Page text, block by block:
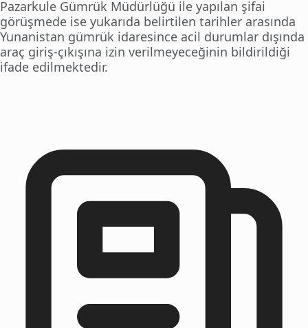
Pazarkule Gümrük Müdürlüğü ile yapılan şifai
görüşmede ise yukarıda belirtilen tarihler arasında
Yunanistan gümrük idaresince acil durumlar dışında
araç giriş-çıkışına izin verilmeyeceğinin bildirildiği
ifade edilmektedir.